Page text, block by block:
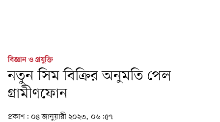
বিজ্ঞান ও প্রযুক্তি
নতুন সিম বিক্রির অনুমতি পেল
গ্রামীণফোন
প্রকাশ: ০৪ জানুয়ারী ২০২৩, ০৬:৫৭